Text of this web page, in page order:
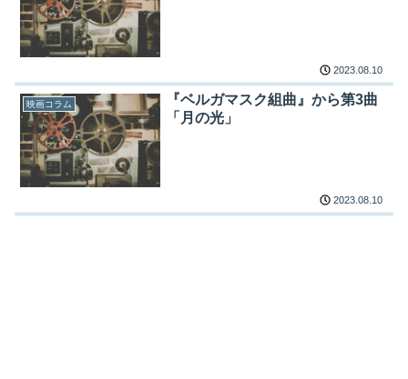
2023.08.10
映画コラム
『ベルガマスク組曲』から第3曲
「月の光」
2023.08.10